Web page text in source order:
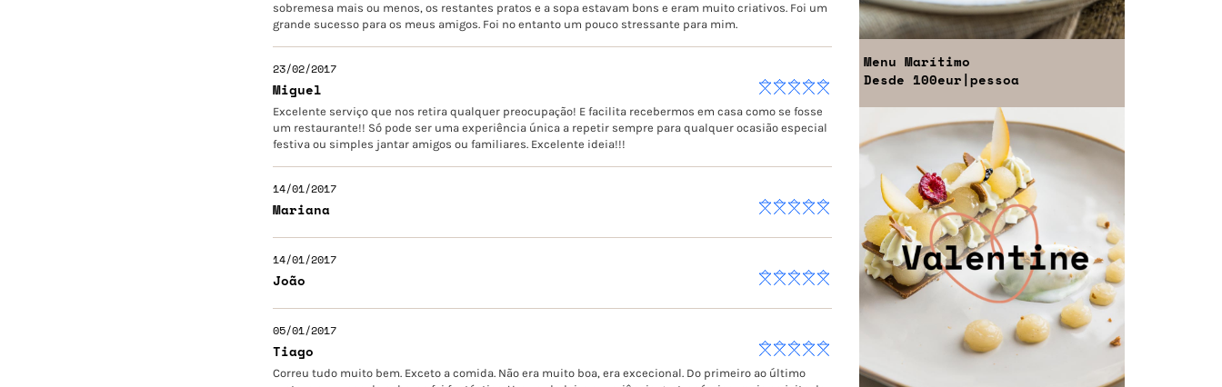
sobremesa mais ou menos, os restantes pratos e a sopa estavam bons e eram muito criativos. Foi um
grande sucesso para os meus amigos. Foi no entanto um pouco stressante para mim.
23/02/2017
Miguel
Excelente serviço que nos retira qualquer preocupação! E facilita recebermos em casa como se fosse
um restaurante!! Só pode ser uma experiência única a repetir sempre para qualquer ocasião especial
festiva ou simples jantar amigos ou familiares. Excelente ideia!!!
14/01/2017
Mariana
14/01/2017
João
05/01/2017
Tiago
Correu tudo muito bem. Exceto a comida. Não era muito boa, era excecional. Do primeiro ao último
Menu Marítimo
Desde 100eur|pessoa